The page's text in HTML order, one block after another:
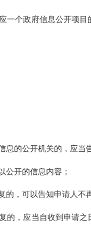
个政府信息公开项目
的公开机关的，应当
开的信息内容；
，可以告知申请人不
，应当自收到申请之